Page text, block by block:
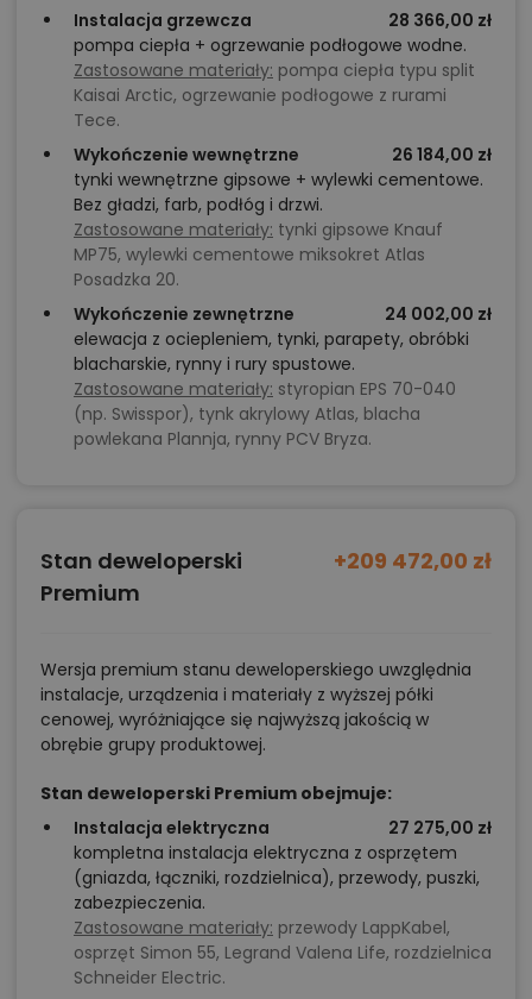
Instalacja grzewcza
28 366,00 zł
pompa ciepła + ogrzewanie podłogowe wodne.
Zastosowane materiały: pompa ciepła typu split
Kaisai Arctic, ogrzewanie podłogowe z rurami
Tece.
Wykończenie wewnętrzne
26 184,00 zł
tynki wewnętrzne gipsowe + wylewki cementowe.
Bez gładzi, farb, podłóg i drzwi.
Zastosowane materiały: tynki gipsowe Knauf
MP75, wylewki cementowe miksokret Atlas
Posadzka 20.
Wykończenie zewnętrzne
24 002,00 zł
elewacja z ociepleniem, tynki, parapety, obróbki
blacharskie, rynny i rury spustowe.
Zastosowane materiały: styropian EPS 70-040
(np. Swisspor), tynk akrylowy Atlas, blacha
powlekana Plannja, rynny PCV Bryza.
Stan deweloperski
Premium
+209 472,00 zł
Wersja premium stanu deweloperskiego uwzględnia
instalacje, urządzenia i materiały z wyższej półki
cenowej, wyróżniające się najwyższą jakością w
obrębie grupy produktowej.
Stan deweloperski Premium obejmuje:
Instalacja elektryczna
27 275,00 zł
kompletna instalacja elektryczna z osprzętem
(gniazda, łączniki, rozdzielnica), przewody, puszki,
zabezpieczenia.
Zastosowane materiały: przewody LappKabel,
osprzęt Simon 55, Legrand Valena Life, rozdzielnica
Schneider Electric.